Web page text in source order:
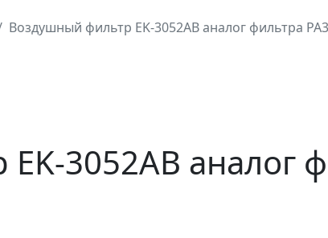
Воздушный фильтр EK-3052AB аналог фильтра
3052AB аналог